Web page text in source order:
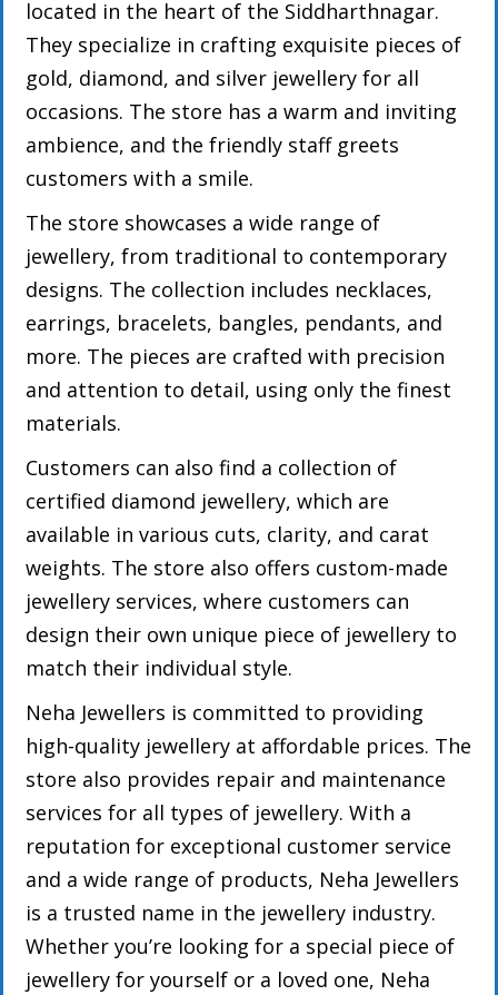
located in the heart of the Siddharthnagar.
They specialize in crafting exquisite pieces of
gold, diamond, and silver jewellery for all
occasions. The store has a warm and inviting
ambience, and the friendly staff greets
customers with a smile.
The store showcases a wide range of
jewellery, from traditional to contemporary
designs. The collection includes necklaces,
earrings, bracelets, bangles, pendants, and
more. The pieces are crafted with precision
and attention to detail, using only the finest
materials.
Customers can also find a collection of
certified diamond jewellery, which are
available in various cuts, clarity, and carat
weights. The store also offers custom-made
jewellery services, where customers can
design their own unique piece of jewellery to
match their individual style.
Neha Jewellers is committed to providing
high-quality jewellery at affordable prices. The
store also provides repair and maintenance
services for all types of jewellery. With a
reputation for exceptional customer service
and a wide range of products, Neha Jewellers
is a trusted name in the jewellery industry.
Whether you’re looking for a special piece of
jewellery for yourself or a loved one, Neha